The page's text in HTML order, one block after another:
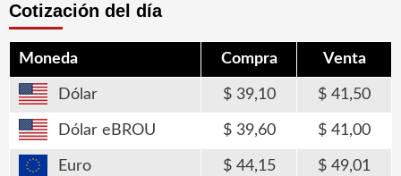
Cotización del día
Moneda Compra Venta
Dólar 39,10 41,50
Dólar eBROU 39,60 41,00
Euro 44,15 49,01